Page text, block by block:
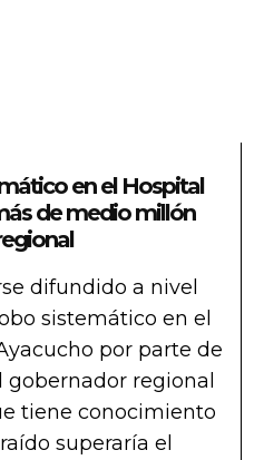
en el Hospital
de medio millón
difundido a nivel
sistemático en el
por parte de
gobernador regional
tiene conocimiento
superaría el